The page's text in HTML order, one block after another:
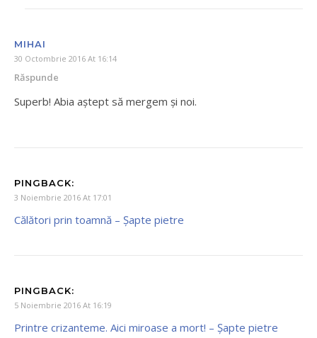
MIHAI
30 Octombrie 2016 At 16:14
Răspunde
Superb! Abia aștept să mergem și noi.
PINGBACK:
3 Noiembrie 2016 At 17:01
Călători prin toamnă – Şapte pietre
PINGBACK:
5 Noiembrie 2016 At 16:19
Printre crizanteme. Aici miroase a mort! – Şapte pietre